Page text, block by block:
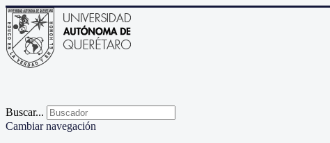
Buscar...
Cambiar navegación